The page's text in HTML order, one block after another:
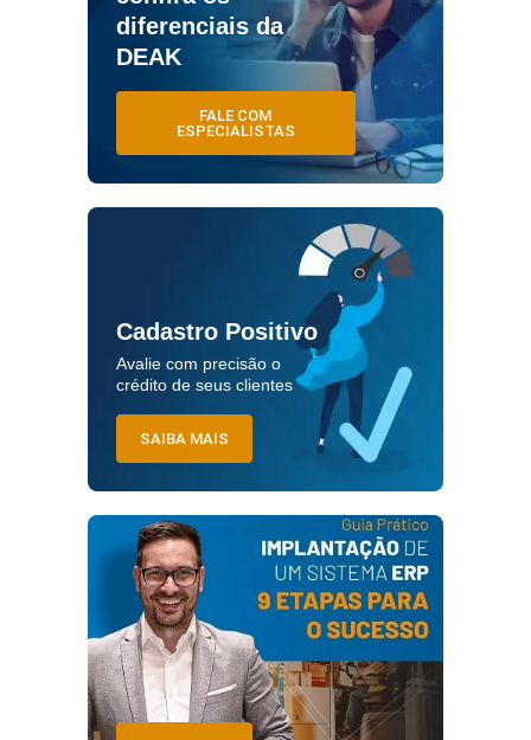
diferenciais da
DEAK
FALE COM
ESPECIALISTAS
Cadastro Positivo
Avalie com precisão o
crédito de seus clientes
SAIBA MAIS